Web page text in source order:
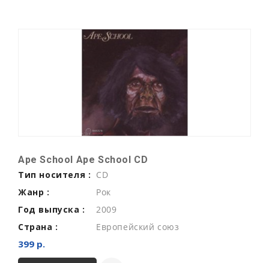
Ape School Ape School CD
Тип носителя : CD
Жанр :
Рок
Год выпуска :
2009
Страна :
Европейский союз
399 р.